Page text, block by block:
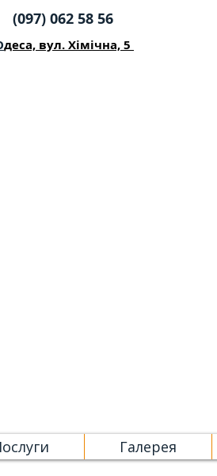
(097) 062 58 56
деса, вул. Хімічна, 5
Галерея